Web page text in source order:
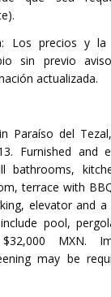
Los precios y la
sin previo
actualizada.
Paraíso del
Furnished and
bathrooms,
terrace with
elevator and
pool,
MXN.
may be